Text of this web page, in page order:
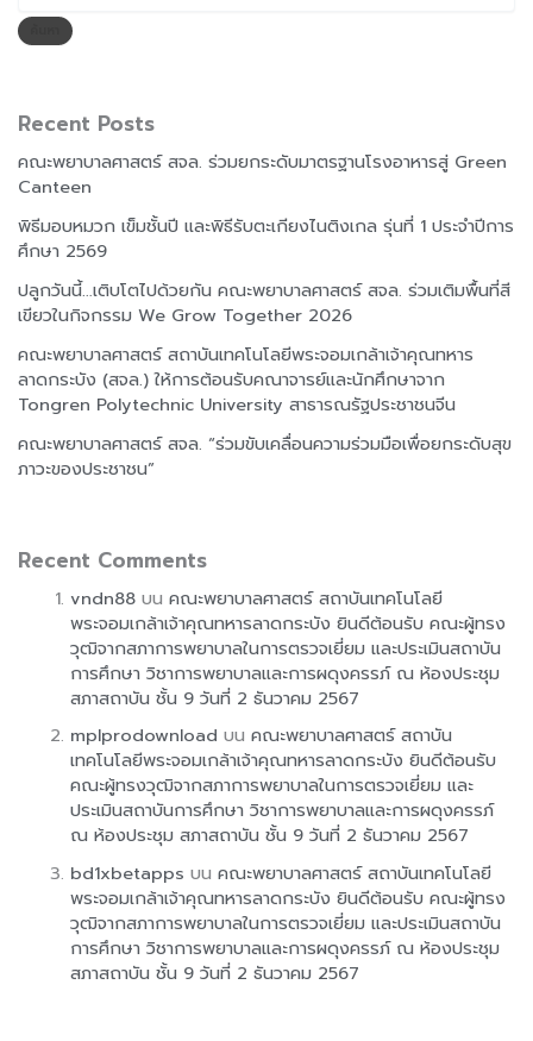
Recent Posts
คณะพยาบาลศาสตร์ สจล. ร่วมยกระดับมาตรฐานโรงอาหารสู่ Green
Canteen
พิธีมอบหมวก เข็มชั้นปี และพิธีรับตะเกียงไนติงเกล รุ่นที่ 1 ประจำปีการ
ศึกษา 2569
ปลูกวันนี้…เติบโตไปด้วยกัน คณะพยาบาลศาสตร์ สจล. ร่วมเติมพื้นที่สี
เขียวในกิจกรรม We Grow Together 2026
คณะพยาบาลศาสตร์ สถาบันเทคโนโลยีพระจอมเกล้าเจ้าคุณทหาร
ลาดกระบัง (สจล.) ให้การต้อนรับคณาจารย์และนักศึกษาจาก
Tongren Polytechnic University สาธารณรัฐประชาชนจีน
คณะพยาบาลศาสตร์ สจล. “ร่วมขับเคลื่อนความร่วมมือเพื่อยกระดับสุข
ภาวะของประชาชน”
Recent Comments
vndn88 บนคณะพยาบาลศาสตร์ สถาบันเทคโนโลยี
พระจอมเกล้าเจ้าคุณทหารลาดกระบัง ยินดีต้อนรับ คณะผู้ทรง
วุฒิจากสภาการพยาบาลในการตรวจเยี่ยม และประเมินสถาบัน
การศึกษา วิชาการพยาบาลและการผดุงครรภ์ ณ ห้องประชุม
สภาสถาบัน ชั้น 9 วันที่ 2 ธันวาคม 2567
mplprodownload บนคณะพยาบาลศาสตร์ สถาบัน
เทคโนโลยีพระจอมเกล้าเจ้าคุณทหารลาดกระบัง ยินดีต้อนรับ
คณะผู้ทรงวุฒิจากสภาการพยาบาลในการตรวจเยี่ยม และ
ประเมินสถาบันการศึกษา วิชาการพยาบาลและการผดุงครรภ์
ณ ห้องประชุม สภาสถาบัน ชั้น 9 วันที่ 2 ธันวาคม 2567
bd1xbetapps บนคณะพยาบาลศาสตร์ สถาบันเทคโนโลยี
พระจอมเกล้าเจ้าคุณทหารลาดกระบัง ยินดีต้อนรับ คณะผู้ทรง
วุฒิจากสภาการพยาบาลในการตรวจเยี่ยม และประเมินสถาบัน
การศึกษา วิชาการพยาบาลและการผดุงครรภ์ ณ ห้องประชุม
สภาสถาบัน ชั้น 9 วันที่ 2 ธันวาคม 2567